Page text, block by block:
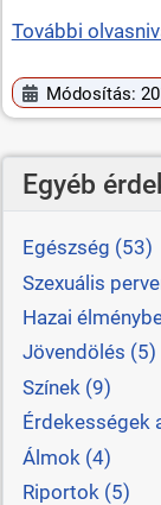
További
Módosítás:
Egyéb
Egészség (53)
Szexuális
Hazai
Jövendölés (5)
Színek (9)
Érdekességek
Álmok (4)
Riportok (5)